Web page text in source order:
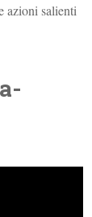
azioni salienti